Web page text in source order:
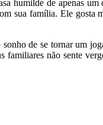
humilde de apenas
sua família. Ele
de se tornar um
não sente